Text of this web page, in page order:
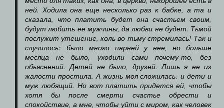
ней. Ходила она еще несколько раз к бабке, а та и
сказала, что платить будет она счастьем своим,
будут любить ее мужчины, да любви не будет. Тьмой
послужит утешение, коль во тьму стремилась! Так и
случилось: было много парней у нее, но больше
месяца не было, уходили сами почему-то, без
обьяснений. Детей не было, друзей. Лишь я ее из
жалости простила. А жизнь моя сложилась: и дети и
муж любящий. Но вот платить придется ей, чтобы
хотя бы после смерти счастье обрести и
спокойствие, а мне, чтобы уйти с миром, как человек